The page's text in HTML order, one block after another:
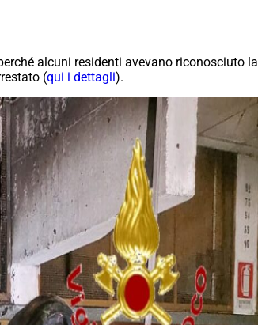
alcuni residenti avevano riconosciuto la
(qui i dettagli).